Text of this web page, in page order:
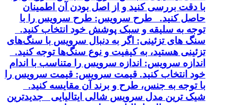
با دقت بررسی کنید و از اصل بودن آن اطمینان
حاصل کنید. طرح سرویس: طرح سرویس را با
توجه به سلیقه و سبک پوشش خود انتخاب کنید.
سنگ های تزئینی: اگر به دنبال سرویس با سنگ‌های
تزئینی هستید، به کیفیت و نوع سنگ‌ها توجه کنید.
اندازه سرویس: اندازه سرویس را متناسب با اندام
خود انتخاب کنید. قیمت سرویس: قیمت سرویس را
با توجه به جنس، طرح و برند آن مقایسه کنید.
شیک ترین مدل سرویس شالی ایتالیایی جدیدترین